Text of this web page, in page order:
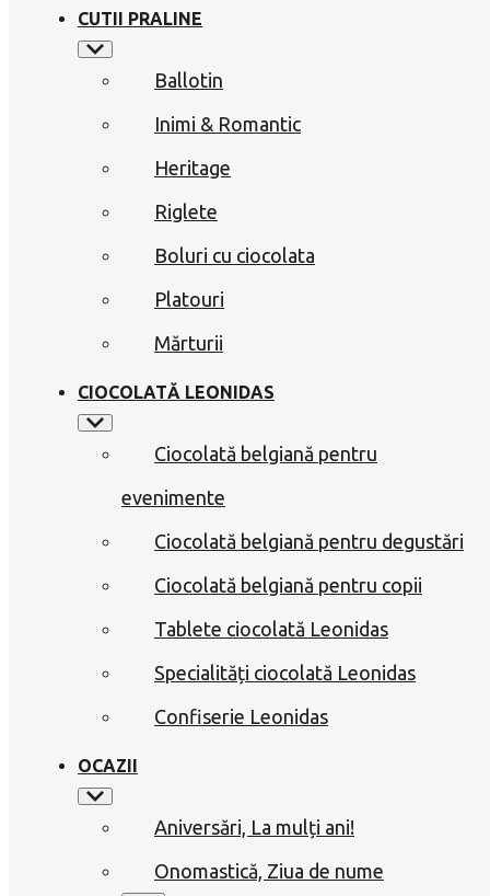
CUTII PRALINE
Ballotin
Inimi & Romantic
Heritage
Riglete
Boluri cu ciocolata
Platouri
Mărturii
CIOCOLATĂ LEONIDAS
Ciocolată belgiană pentru
evenimente
Ciocolată belgiană pentru degustări
Ciocolată belgiană pentru copii
Tablete ciocolată Leonidas
Specialități ciocolată Leonidas
Confiserie Leonidas
OCAZII
Aniversări, La mulți ani!
Onomastică, Ziua de nume